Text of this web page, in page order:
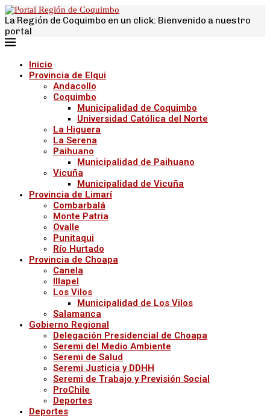
La Región de Coquimbo en un click: Bienvenido a nuestro
portal
Inicio
Provincia de Elqui
Andacollo
Coquimbo
Municipalidad de Coquimbo
Universidad Católica del Norte
La Higuera
La Serena
Paihuano
Municipalidad de Paihuano
Vicuña
Municipalidad de Vicuña
Provincia de Limarí
Combarbalá
Monte Patria
Ovalle
Punitaqui
Río Hurtado
Provincia de Choapa
Canela
Illapel
Los Vilos
Municipalidad de Los Vilos
Salamanca
Gobierno Regional
Delegación Presidencial de Choapa
Seremi del Medio Ambiente
Seremi de Salud
Seremi Justicia y DDHH
Seremi de Trabajo y Previsión Social
ProChile
Deportes
Deportes